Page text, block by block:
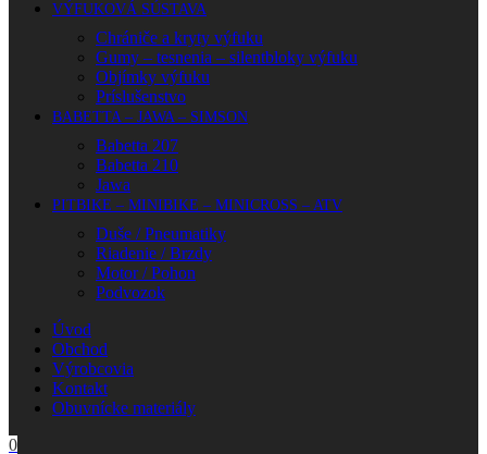
VÝFUKOVÁ SÚSTAVA
Chrániče a kryty výfuku
Gumy – tesnenia – silentbloky výfuku
Objímky výfuku
Príslušenstvo
BABETTA – JAWA – SIMSON
Babetta 207
Babetta 210
Jawa
PITBIKE – MINIBIKE – MINICROSS – ATV
Duše / Pneumatiky
Riadenie / Brzdy
Motor / Pohon
Podvozok
Úvod
Obchod
Výrobcovia
Kontakt
Obuvnícke materiály
0